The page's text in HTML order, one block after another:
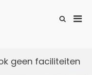
Toon
geen faciliteiten